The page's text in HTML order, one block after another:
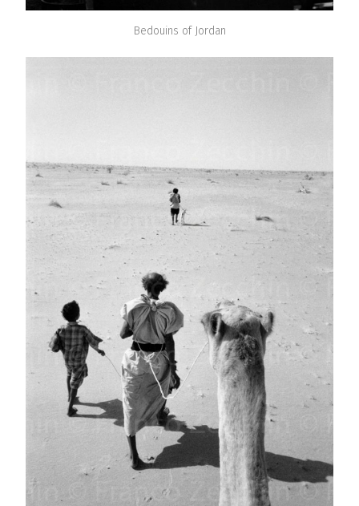
Bedouins of Jordan